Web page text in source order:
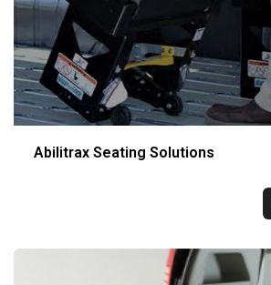
Abilitrax Seating Solutions